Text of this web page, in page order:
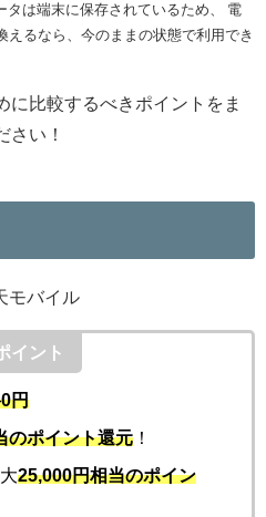
タは端末に保存されているため、 電
るなら、今のままの状態で利用でき
に 比較するべきポイントをま
さい！
イント
円
のポイント還元 ！
25,000円相当のポイン